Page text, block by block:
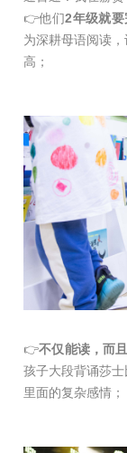
👉他们2年级就
为深耕母语阅读
高；
👉不仅能读，而
孩子大段背诵莎
里面的复杂感情；